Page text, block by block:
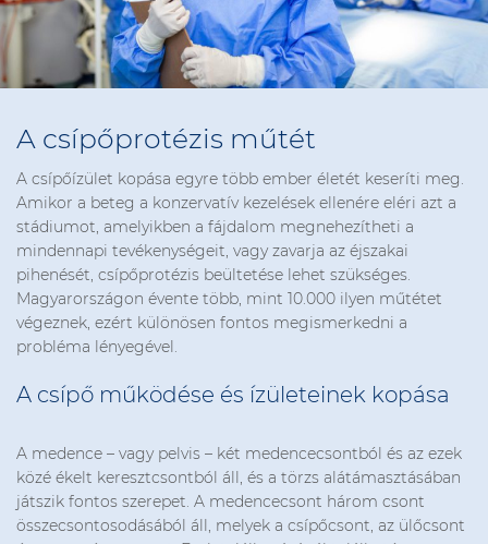
A csípőprotézis műtét
A csípőízület kopása egyre több ember életét keseríti meg.
Amikor a beteg a konzervatív kezelések ellenére eléri azt a
stádiumot, amelyikben a fájdalom megnehezítheti a
mindennapi tevékenységeit, vagy zavarja az éjszakai
pihenését, csípőprotézis beültetése lehet szükséges.
Magyarországon évente több, mint 10.000 ilyen műtétet
végeznek, ezért különösen fontos megismerkedni a
probléma lényegével.
A csípő működése és ízületeinek kopása
A medence – vagy pelvis – két medencecsontból és az ezek
közé ékelt keresztcsontból áll, és a törzs alátámasztásában
játszik fontos szerepet. A medencecsont három csont
összecsontosodásából áll, melyek a csípőcsont, az ülőcsont